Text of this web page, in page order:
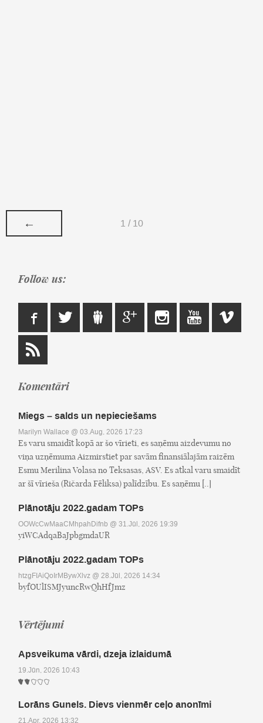
← 1 / 10
Follow us:
Komentāri
Miegs – salds un nepieciešams
Marilyn Wallace @ 03.Aug, 2026 17:23
Es varu smaidīt kopā ar šo vīrieti, es saņēmu aizdevumu no
viņa uzņēmuma Aizmirstiet par savām finansiālajām raizēm
Esmu Merilina Volasa no Teksasas, ASV. Es atkal varu smaidīt
ar šī vīrieša (Ričarda Fēliksa) palīdzību. Es saņēmu [..]
Plānotāju 2022.gadam TOPs
OOWcCwMaaCMhpahDifnb @ 31.Jūl, 2026 19:39
yiWCAdqaBaJpbgmdaUR
Plānotāju 2022.gadam TOPs
htzgFIAiQoIrMBywXlvz @ 28.Jūl, 2026 14:34
byfOUlISMJyuncRwQhHfJmz
Vērtējumi
Apsveikuma vārdi, dzeja izlaidumā
19.Jūn, 2026 10:43
Lorāns Gunels. Dievs vienmēr ceļo anonīmi
21.Apr, 2026 13:32